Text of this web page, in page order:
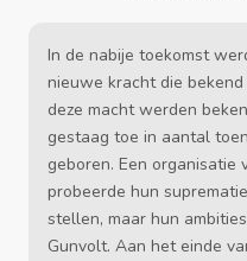
In de nabije toekomst
nieuwe kracht die
deze macht werden
gestaag toe in aantal
geboren. Een organisatie
probeerde hun
stellen, maar hun
Gunvolt. Aan het einde